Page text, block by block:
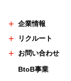
企業情報
リクルート
お問い合わせ
BtoB事業